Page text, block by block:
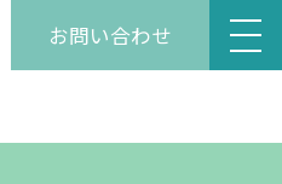
お問い合わせ